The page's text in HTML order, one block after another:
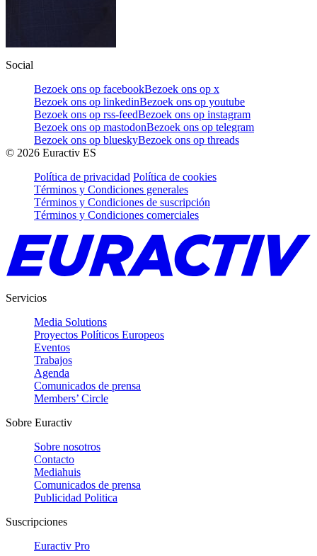
Social
Bezoek ons op facebookBezoek ons op x
Bezoek ons op linkedinBezoek ons op youtube
Bezoek ons op rss-feedBezoek ons op instagram
Bezoek ons op mastodonBezoek ons op telegram
Bezoek ons op blueskyBezoek ons op threads
© 2026 Euractiv ES
Política de privacidad Política de cookies
Términos y Condiciones generales
Términos y Condiciones de suscripción
Términos y Condiciones comerciales
Servicios
Media Solutions
Proyectos Políticos Europeos
Eventos
Trabajos
Agenda
Comunicados de prensa
Members’ Circle
Sobre Euractiv
Sobre nosotros
Contacto
Mediahuis
Comunicados de prensa
Publicidad Politica
Suscripciones
Euractiv Pro